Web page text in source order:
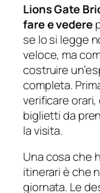
Lions Gate
fare e vedere
se lo si legge
veloce, ma
costruire
completa.
verificare
biglietti da
la visita.
Una cosa che
itinerari è che
giornata. Le